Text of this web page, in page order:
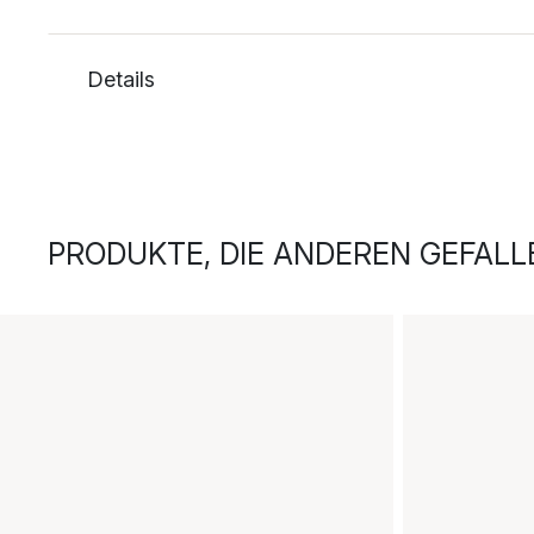
Details
PRODUKTE, DIE ANDEREN